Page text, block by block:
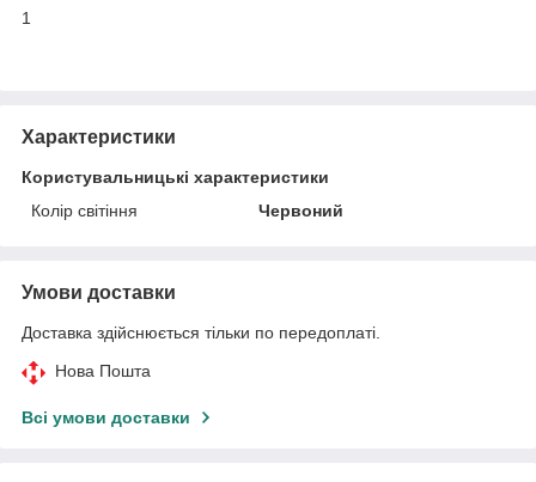
1
Характеристики
Користувальницькі характеристики
Колір світіння
Червоний
Умови доставки
Доставка здійснюється тільки по передоплаті.
Нова Пошта
Всі умови доставки